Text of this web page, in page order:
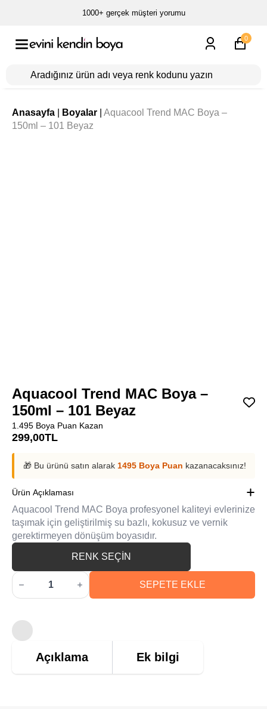
1000+ gerçek müşteri yorumu
0
Anasayfa Boyalar
Aquacool Trend MAC Boya –
150ml – 101 Beyaz
Aquacool Trend MAC Boya –
150ml – 101 Beyaz
1.495 Boya Puan Kazan
299,00TL
🎁 Bu ürünü satın alarak 1495 Boya Puan kazanacaksınız!
Ürün Açıklaması
Aquacool Trend MAC Boya profesyonel kaliteyi evlerinize
taşımak için geliştirilmiş su bazlı, kokusuz ve vernik
gerektirmeyen dönüşüm boyasıdır.
RENK SEÇİN
Aquacool
Trend
MAC
150ml
-
101
SEPETE EKLE
Açıklama Ek bilgi